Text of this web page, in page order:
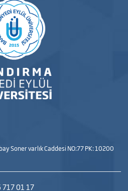
Soner varlık Caddesi NO:77 PK: 10200
01 17